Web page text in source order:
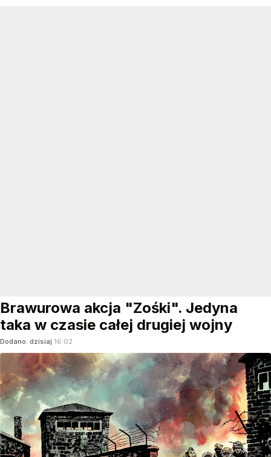
Brawurowa akcja "Zośki". Jedyna
taka w czasie całej drugiej wojny
Dodano: dzisiaj 16:02